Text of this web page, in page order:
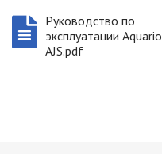
Руководство по
эксплуатации Aquario
AJS.pdf